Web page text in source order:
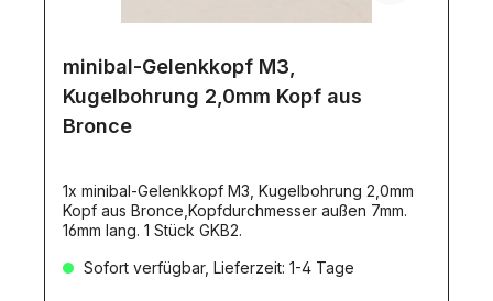
minibal-Gelenkkopf M3,
Kugelbohrung 2,0mm Kopf aus
Bronce
1x minibal-Gelenkkopf M3, Kugelbohrung 2,0mm
Kopf aus Bronce,Kopfdurchmesser außen 7mm.
16mm lang. 1 Stück GKB2.
Sofort verfügbar, Lieferzeit: 1-4 Tage